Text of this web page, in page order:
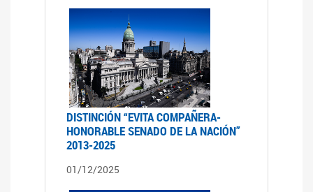
DISTINCIÓN “EVITA COMPAÑERA-
HONORABLE SENADO DE LA NACIÓN”
2013-2025
01/12/2025